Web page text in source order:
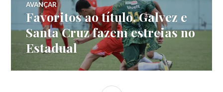
AVANÇAR
Favoritos ao título, Galvez e
Santa Cruz fazem estreias no
Estadual